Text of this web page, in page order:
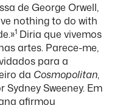
de George Orwell,
nothing to do with
1 Diria que vivemos
artes. Parece-me,
para a
da Cosmopolitan,
Sweeney. Em
afirmou